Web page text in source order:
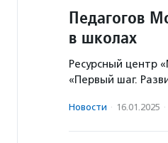
Педагогов
в школах
Ресурсный центр
«Первый шаг.
Новости · 16.01.2025 ·